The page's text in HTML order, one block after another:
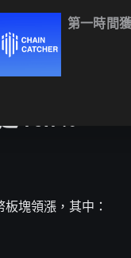
79.7%
塊領漲，其中：
第一時間